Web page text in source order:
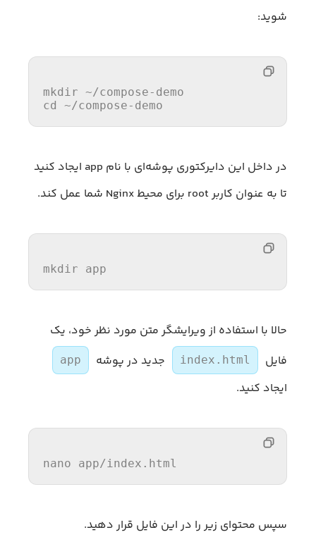
شوید:
mkdir
cd
~/compose-demo
در داخل این دایرکتوری پوشه‌ای با نام app ایجاد کنید
تا به عنوان کاربر root برای محیط Nginx شما عمل کند.
mkdir app
حالا با استفاده از ویرایشگر متن مورد نظر خود، یک
فایل
index.html جدید در پوشه app
ایجاد کنید.
nano app/ index .html
سپس محتوای زیر را در این فایل قرار دهید.